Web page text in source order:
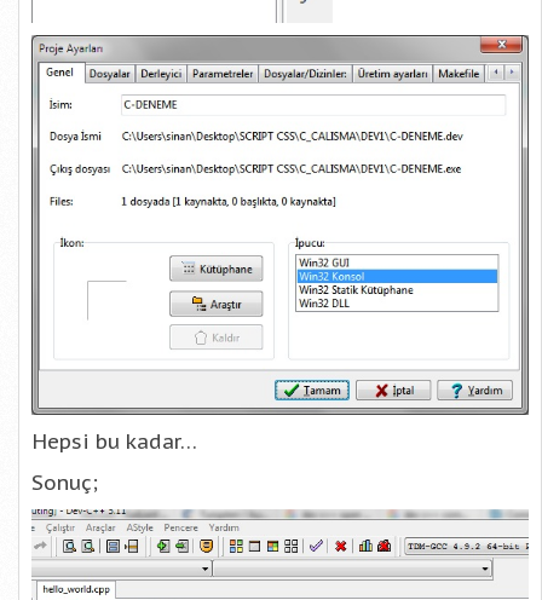
Hepsi bu kadar…
Sonuç;